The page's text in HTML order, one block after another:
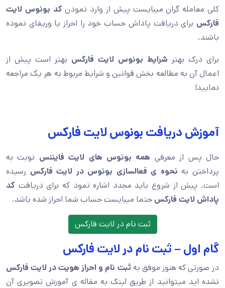
کلی معامله گران میبایست پیش از وارد نمودن کد بونوس لایت
فارکس برای دریافت پاداش حساب خود را احراز یا وریفای نموده
باشند.
برای درک بهتر شرایط بونوس لایت فارکس بهتر است پیش از
اعمال آن به مطالعه بخش قوانین و شرایط مربوط به هر یک مراجعه
نمایید!
آموزش دریافت بونوس لایت فارکس
حال پس از معرفی همه بونوس های لایت فایننس نوبت به
پرداختن به نحوه ی فعالسازی بونوس در لایت فارکس رسیده
است. پیش از شروع باید مجدد اشاره نمود که برای دریافت کد
پاداش لایت فارکس حتما میبایست حساب شما احراز شده باشد.
ثبت نام در لایت فارکس
گام اول – ثبت نام در لایت فارکس
در صورتی که هنوز موفق به ثبت نام و احراز هویت در لایت فارکس
نشده اید میتوانید از طریق لینک به مقاله ی آموزش تصویری آن